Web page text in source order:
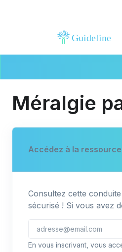
Méralgie
Accédez à la
Consultez cette
sécurisé ! Si vous avez
En vous inscrivant, vous